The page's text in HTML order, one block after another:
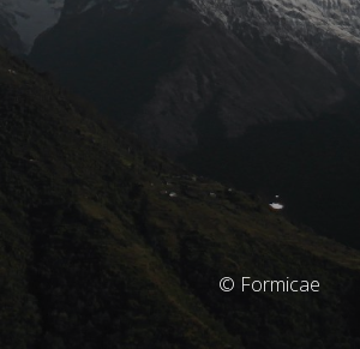
© Formicae